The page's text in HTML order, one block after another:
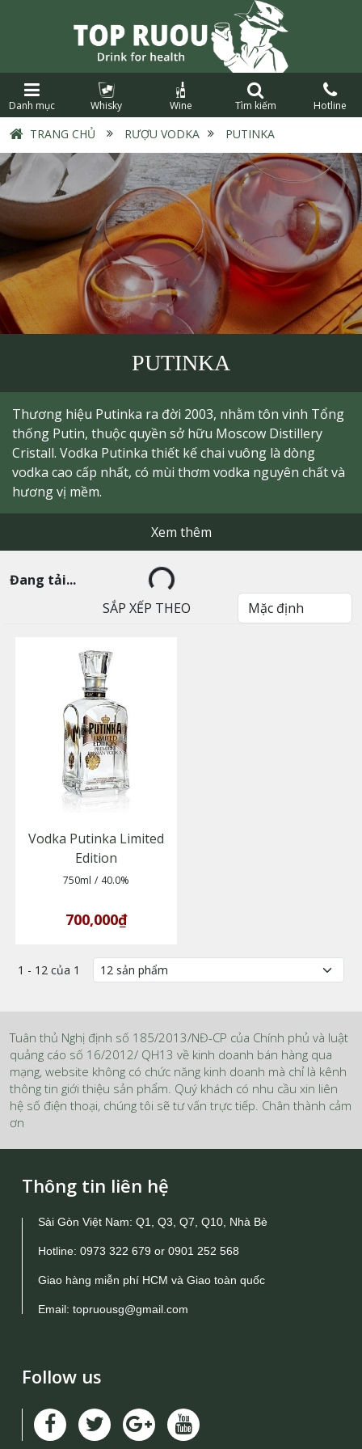
Danh mục Whisky Wine Tìm kiếm Hotline
TRANG CHỦ › RƯỢU VODKA › PUTINKA
PUTINKA
Thương hiệu Putinka ra đời 2003, nhằm tôn vinh Tổng
thống Putin, thuộc quyền sở hữu Moscow Distillery
Cristall. Vodka Putinka thiết kế chai vuông là dòng
vodka cao cấp nhất, có mùi thơm vodka nguyên chất và
hương vị mềm.
Xem thêm
Đang tải...
SẮP XẾP THEO
Vodka Putinka Limited
Edition
750ml / 40.0%
700,000₫
1 - 12 của 1
Tuân thủ Nghị định số 185/2013/NĐ-CP của Chính phủ và luật
quảng cáo số 16/2012/ QH13 về kinh doanh bán hàng qua
mạng, website không có chức năng kinh doanh mà chỉ là kênh
thông tin giới thiệu sản phẩm. Quý khách có nhu cầu xin liên
hệ số điện thoại, chúng tôi sẽ tư vấn trực tiếp. Chân thành cảm
ơn
Thông tin liên hệ
Sài Gòn Việt Nam: Q1, Q3, Q7, Q10, Nhà Bè
Hotline: 0973 322 679 or 0901 252 568
Giao hàng miễn phí HCM và Giao toàn quốc
Email: topruousg@gmail.com
Follow us